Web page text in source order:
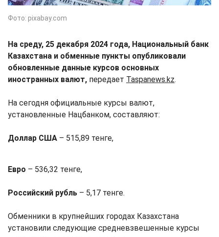
Фото: pixabay.com
На среду, 25 декабря 2024 года, Национальный банк
Казахстана и обменные пункты опубликовали
обновленные данные курсов основных
иностранных валют, передает Taspanews.kz.
На сегодня официальные курсы валют,
установленные Нацбанком, составляют:
Доллар США – 515,89 тенге,
Евро – 536,32 тенге,
Российский рубль – 5,17 тенге.
Обменники в крупнейших городах Казахстана
установили следующие средневзвешенные курсы